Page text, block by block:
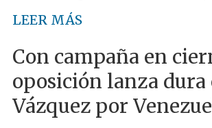
LEER MÁS
Con campaña en
oposición lanza dura
Vázquez por